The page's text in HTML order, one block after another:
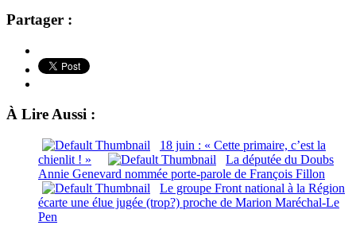
Partager :
À Lire Aussi :
18 juin : « Cette primaire, c’est la
chienlit ! »
La députée du Doubs
Annie Genevard nommée porte-parole de François Fillon
Le groupe Front national à la Région
écarte une élue jugée (trop?) proche de Marion Maréchal-Le
Pen